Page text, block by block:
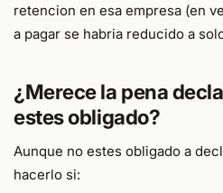
retencion en esa empresa (en
a pagar se habria reducido a
¿Merece la pena
estes obligado?
Aunque no estes obligado a
hacerlo si: